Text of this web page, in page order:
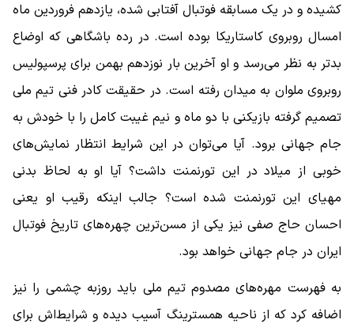
کشیده و در یک مسابقه فوتبال آفتابی شده، یازدهم فروردین ماه
امسال روبروی کاستاریکا بوده است. در رده باشگاهی که اوضاع
بدتر به نظر می‌رسد و او آخرین بار نوزدهم بهمن برای پرسپولیس
روبروی ملوان به میدان رفته است. در حقیقت کادر فنی تیم ملی
تصمیم گرفته بازیکنی با دو ماه و نیم غیبت کامل را با خودش به
جام جهانی برود. آیا می‌توان در این شرایط انتظار نمایش‌های
خوبی از میلاد در این تورنمنت داشت؟ آیا او به لحاظ بدنی
مهیای این تورنمنت شده است؟ جالب اینکه رقیب او یعنی
احسان حاج صفی نیز یکی از مسن‌ترین چهره‌های تاریخ فوتبال
ایران در جام جهانی خواهد بود.
به فهرست مهره‌های مصدوم تیم ملی باید روزبه چشمی را نیز
اضافه کرد که از ناحیه همسترینگ آسیب دیده و شرایط‌اش برای